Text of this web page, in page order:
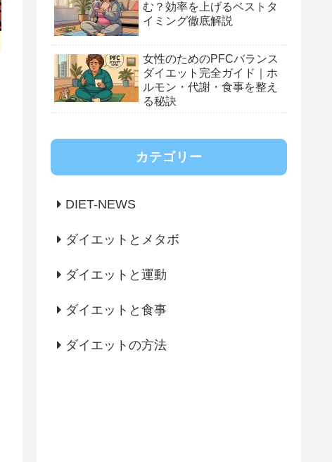
む？効率を上げるベストタ
イミング徹底解説
女性のためのPFCバランス
ダイエット完全ガイド｜ホ
ルモン・代謝・食事を整え
る秘訣
カテゴリー
DIET-NEWS
ダイエットとメタボ
ダイエットと運動
ダイエットと食事
ダイエットの方法